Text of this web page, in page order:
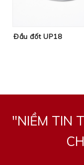
Đầu đốt UP18
"NIỀM TIN